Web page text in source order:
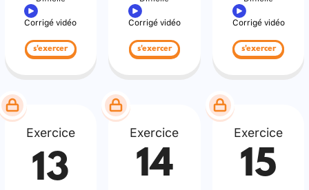
Corrigé vidéo
s'exercer
Corrigé vidéo
s'exercer
Corrigé vidéo
s'exercer
Exercice
13
Exercice
14
Exercice
15